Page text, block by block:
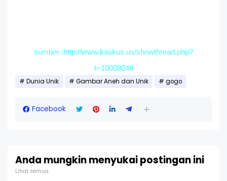
sumber :http://www.kaskus.us/showthread.php?
t=10008248
Dunia Unik Gambar Aneh dan Unik gogo
Facebook
Anda mungkin menyukai postingan ini
Lihat semua